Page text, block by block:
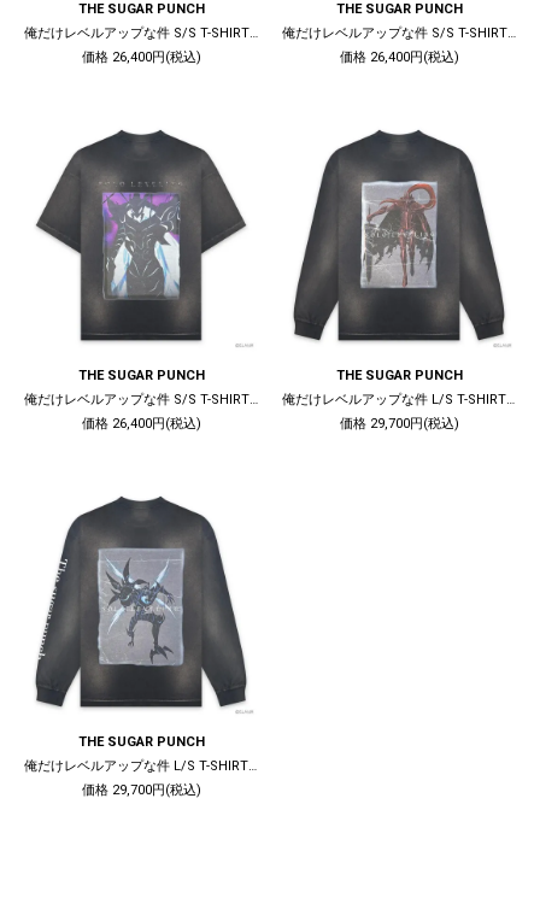
THE SUGAR PUNCH
俺だけレベルアップな件 S/S T-SHIRT (MIZUSHINO) / BLACK
価格 26,400円(税込)
THE SUGAR PUNCH
俺だけレベルアップな件 S/S T-SHIRT (IGRIT) / BLACK
価格 26,400円(税込)
THE SUGAR PUNCH
俺だけレベルアップな件 S/S T-SHIRT (BERU) / BLACK
価格 26,400円(税込)
THE SUGAR PUNCH
俺だけレベルアップな件 L/S T-SHIRT (IGRIT) / BLACK
価格 29,700円(税込)
THE SUGAR PUNCH
俺だけレベルアップな件 L/S T-SHIRT (BERU) / BLACK
価格 29,700円(税込)